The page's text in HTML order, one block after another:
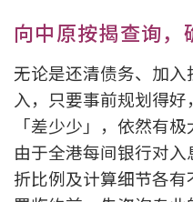
向中原按揭查询，
无论是还清债务、加
入，只要事前规划得
「差少少」，依然有
由于全港每间银行对
折比例及计算细节各